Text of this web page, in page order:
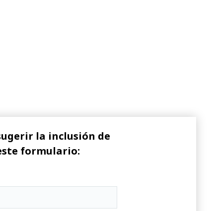
la inclusión de
formulario: